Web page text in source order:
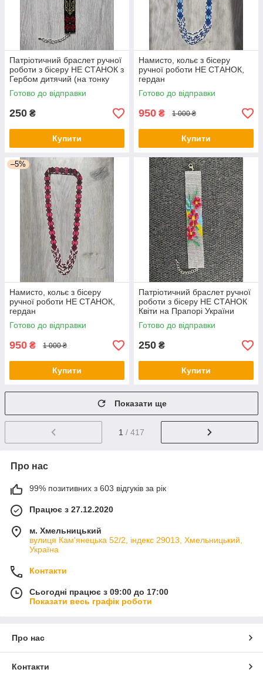
Патріотичний браслет ручної
роботи з бісеру НЕ СТАНОК з
Гербом дитячий (на тонку
руку)
Готово до відправки
250 ₴
Купити
Намисто, кольє з бісеру
ручної роботи НЕ СТАНОК,
гердан
Готово до відправки
950 ₴ 1 000 ₴
Купити
–5%
Намисто, кольє з бісеру
ручної роботи НЕ СТАНОК,
гердан
Готово до відправки
950 ₴ 1 000 ₴
Купити
Патріотичний браслет ручної
роботи з бісеру НЕ СТАНОК
Квіти на Прапорі України
Готово до відправки
250 ₴
Купити
Показати ще
1 / 417
Про нас
99% позитивних з 603 відгуків за рік
Працює з 27.12.2020
м. Хмельницький
вулиця Кам'янецька 52/2, індекс 29013, Хмельницький,
Україна
Контакти
Сьогодні працює з 09:00 до 17:00
Показати весь графік роботи
Про нас
Контакти